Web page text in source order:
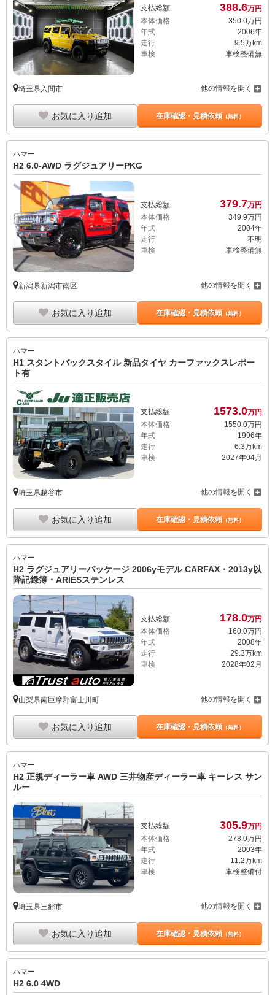
支払総額 388.6万円
本体価格
350. 0万円
年式
2006年
走行
9.5万km
車検
車検整備無
埼玉県入間市 他の情報を開く
お気に入り追加 在庫確認・見積依頼（無料）
ハマー
H2 6.0-AWD ラグジュアリーPKG
支払総額 379.7万円
本体価格
349.9万円
年式
2004年
走行
不明
車検
車検整備無
新潟県新潟市南区 他の情報を開く
お気に入り追加 在庫確認・見積依頼（無料）
ハマー
H1 スタントバックスタイル 新品タイヤ カーファックスレポー
ト有
支払総額 1573.0万円
本体価格
1550. 0万円
年式
1996年
走行
6.3万km
車検
2027年04月
埼玉県越谷市 他の情報を開く
お気に入り追加 在庫確認・見積依頼（無料）
ハマー
H2 ラグジュアリーパッケージ 2006yモデル CARFAX・2013y以
降記録簿・ARIESステンレス
支払総額 178.0万円
本体価格
160.0万円
年式
2008年
走行
29.3万km
車検
2028年02月
山梨県南巨摩郡富士川町 他の情報を開く
お気に入り追加 在庫確認・見積依頼（無料）
ハマー
H2 正規ディーラー車 AWD 三井物産ディーラー車 キーレス サン
ルー
支払総額 305.9万円
本体価格
278. 0万円
年式
2003年
走行
11.2万km
車検
車検整備付
埼玉県三郷市 他の情報を開く
お気に入り追加 在庫確認・見積依頼（無料）
ハマー
H2 6.0 4WD